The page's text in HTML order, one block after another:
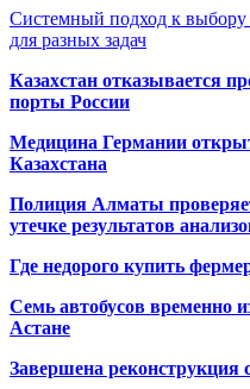
Системный подход к выбору
для разных задач
Казахстан отказывается
порты России
Медицина Германии
Казахстана
Полиция Алматы
утечке результатов
Где недорого купить
Семь автобусов временно
Астане
Завершена реконструкция